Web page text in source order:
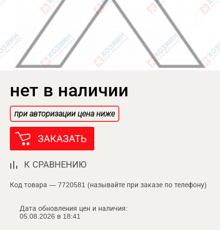
нет в наличии
при авторизации цена ниже
ЗАКАЗАТЬ
К СРАВНЕНИЮ
Код товара — 7720581 (называйте при заказе по телефону)
Дата обновления цен и наличия:
05.08.2026 в 18:41